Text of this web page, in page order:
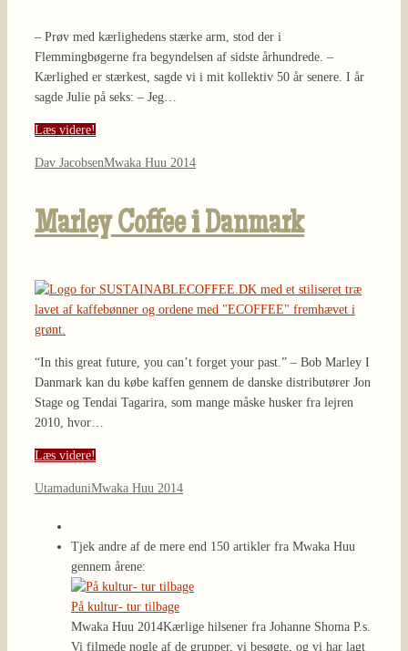
– Prøv med kærlighedens stærke arm, stod der i
Flemmingbøgerne fra begyndelsen af sidste århundrede. –
Kærlighed er stærkest, sagde vi i mit kollektiv 50 år senere. I år
sagde Julie på seks: – Jeg…
Læs videre!
Dav JacobsenMwaka Huu 2014
Marley Coffee i Danmark
“In this great future, you can’t forget your past.” – Bob Marley I
Danmark kan du købe kaffen gennem de danske distributører Jon
Stage og Tendai Tagarira, som mange måske husker fra lejren
2010, hvor…
Læs videre!
UtamaduniMwaka Huu 2014
Tjek andre af de mere end 150 artikler fra Mwaka Huu
gennem årene:
På kultur- tur tilbage
Mwaka Huu 2014Kærlige hilsener fra Johanne Shoma P.s.
Vi filmede nogle af de grupper, vi besøgte, og vi har lagt